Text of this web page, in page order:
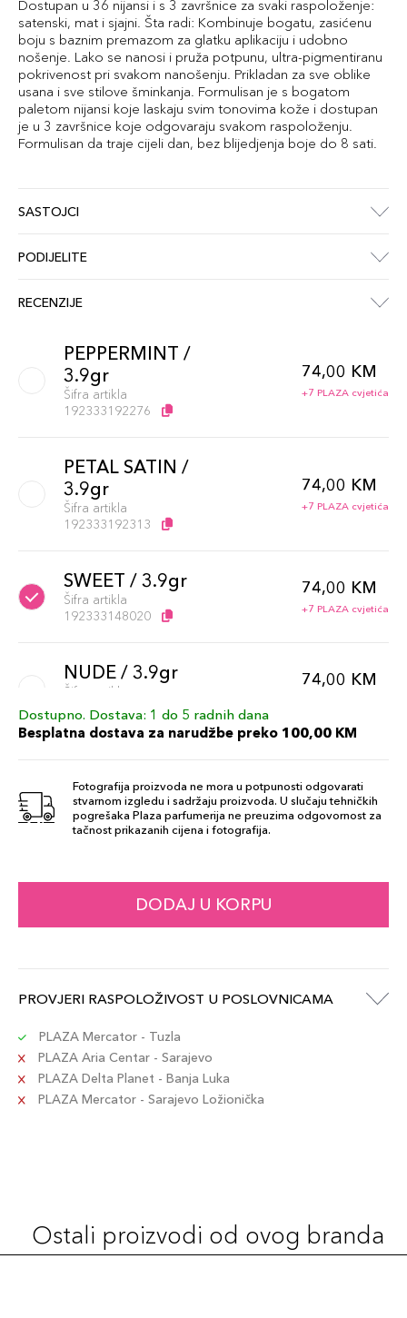
Dostupan u 36 nijansi i s 3 završnice za svaki raspoloženje:
satenski, mat i sjajni. Šta radi: Kombinuje bogatu, zasićenu
boju s baznim premazom za glatku aplikaciju i udobno
nošenje. Lako se nanosi i pruža potpunu, ultra-pigmentiranu
pokrivenost pri svakom nanošenju. Prikladan za sve oblike
usana i sve stilove šminkanja. Formulisan je s bogatom
paletom nijansi koje laskaju svim tonovima kože i dostupan
je u 3 završnice koje odgovaraju svakom raspoloženju.
Formulisan da traje cijeli dan, bez blijedjenja boje do 8 sati.
SASTOJCI
PODIJELITE
RECENZIJE
PEPPERMINT /
3.9gr
Šifra artikla
192333192276
74,00 KM
+7 PLAZA cvjetića
PETAL SATIN /
3.9gr
Šifra artikla
192333192313
74,00 KM
+7 PLAZA cvjetića
SWEET / 3.9gr
Šifra artikla
192333148020
74,00 KM
+7 PLAZA cvjetića
NUDE / 3.9gr
Šifra artikla
192333147948
74,00 KM
Šifra artikla
192333192337
+7 PLAZA cvjetića
+7 PLAZA cvjetića
FLAME / 3.9gr
Šifra artikla
192333192207
BEIGE / 3.9gr
Šifra artikla
192333192214
74,00 KM
Dostupno. Dostava: 1 do 5 radnih dana
Besplatna dostava za narudžbe preko 100,00 KM
Fotografija proizvoda ne mora u potpunosti odgovarati
stvarnom izgledu i sadržaju proizvoda. U slučaju tehničkih
pogrešaka Plaza parfumerija ne preuzima odgovornost za
tačnost prikazanih cijena i fotografija.
DODAJ U KORPU
PROVJERI RASPOLOŽIVOST U POSLOVNICAMA
PLAZA Mercator - Tuzla
PLAZA Aria Centar - Sarajevo
PLAZA Delta Planet - Banja Luka
PLAZA Mercator - Sarajevo Ložionička
Ostali proizvodi od ovog branda